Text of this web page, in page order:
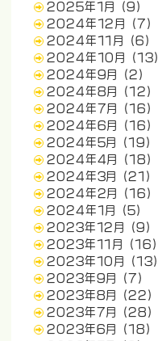
2025年1月
(9)
2024年12月
(7)
2024年11月
(6)
2024年10月
(13)
2024年9月
(2)
2024年8月
(12)
2024年7月
(16)
2024年6月
(16)
2024年5月
(19)
2024年4月
(18)
2024年3月
(21)
2024年2月
(16)
2024年1月
(5)
2023年12月
(9)
2023年11月
(16)
2023年10月
(13)
2023年9月
(7)
2023年8月
(22)
2023年7月
(28)
2023年6月
(18)